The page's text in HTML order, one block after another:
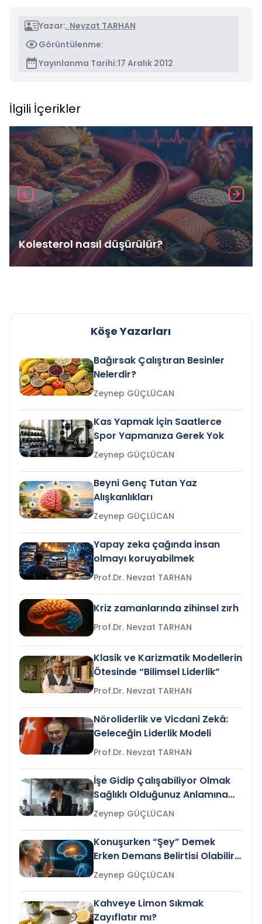
Yazar:. Nevzat TARHAN
Görüntülenme:
Yayınlanma Tarihi:17 Aralık 2012
İlgili İçerikler
Kolesterol nasıl düşürülür?
Köşe Yazarları
Bağırsak Çalıştıran Besinler
Nelerdir?
Zeynep GÜÇLÜCAN
Kas Yapmak İçin Saatlerce
Spor Yapmanıza Gerek Yok
Zeynep GÜÇLÜCAN
Beyni Genç Tutan Yaz
Alışkanlıkları
Zeynep GÜÇLÜCAN
Yapay zeka çağında insan
olmayı koruyabilmek
Prof.Dr. Nevzat TARHAN
Kriz zamanlarında zihinsel zırh
Prof.Dr. Nevzat TARHAN
Klasik ve Karizmatik Modellerin
Ötesinde “Bilimsel Liderlik”
Prof.Dr. Nevzat TARHAN
Nöroliderlik ve Vicdani Zekâ:
Geleceğin Liderlik Modeli
Prof.Dr. Nevzat TARHAN
İşe Gidip Çalışabiliyor Olmak
Sağlıklı Olduğunuz Anlamına
Gelir mi?Zeynep GÜÇLÜCAN
Konuşurken “Şey” Demek
Erken Demans Belirtisi Olabilir
mi?
Zeynep GÜÇLÜCAN
Kahveye Limon Sıkmak
Zayıflatır mı?